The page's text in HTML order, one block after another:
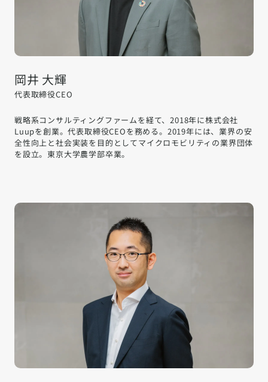
岡井 大輝
代表取締役CEO
戦略系コンサルティングファームを経て、2018年に株式会社
Luupを創業。代表取締役CEOを務める。2019年には、業界の安
全性向上と社会実装を目的としてマイクロモビリティの業界団体
を設立。東京大学農学部卒業。